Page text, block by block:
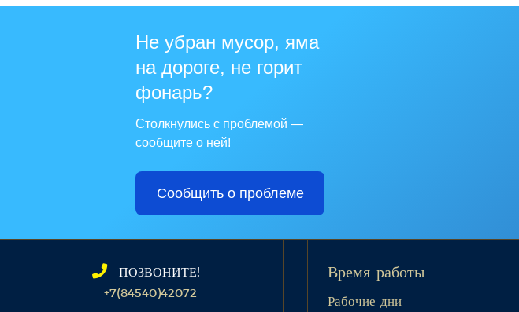
Не убран мусор, яма
на дороге, не горит
фонарь?
Столкнулись с проблемой —
сообщите о ней!
Сообщить о проблеме
ПОЗВОНИТЕ!
+7(84540)42072
Время работы
Рабочие дни